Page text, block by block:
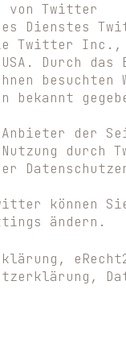
von Twitter
Dienstes
die Twitter
Durch
bekannt
der
durch
können
ändern.